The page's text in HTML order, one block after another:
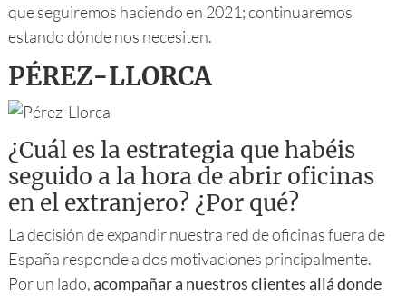
que seguiremos haciendo en 2021; continuaremos
estando dónde nos necesiten.
PÉREZ-LLORCA
¿Cuál es la estrategia que habéis
seguido a la hora de abrir oficinas
en el extranjero? ¿Por qué?
La decisión de expandir nuestra red de oficinas fuera de
España responde a dos motivaciones principalmente.
Por un lado,acompañar a nuestros clientes allá donde